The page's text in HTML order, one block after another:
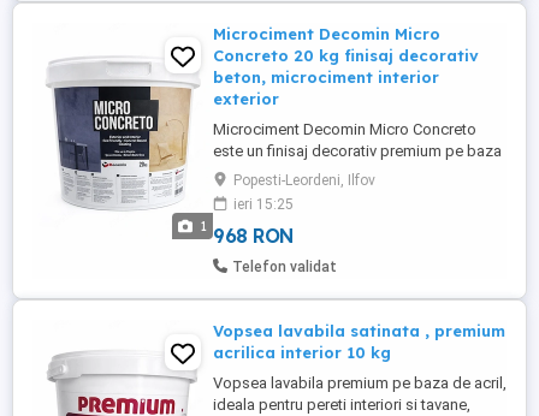
1
Microciment Decomin Micro
Concreto 20 kg finisaj decorativ
beton, microciment interior
exterior
Microciment Decomin Micro Concreto
este un finisaj decorativ premium pe baza
de ciment, ideal pentru realizarea unui
efect beton modern, elegant si durabil
atat la interior cat si la exterior. Acest
microciment profesional este perfect
pentru pereti, pardoseli, bai, bucatarii,
Popesti-Leordeni, Ilfov
ieri 15:25
968 RON
Telefon validat
Vopsea lavabila satinata , premium
acrilica interior 10 kg
Vopsea lavabila premium pe baza de acril,
ideala pentru pereti interiori si tavane,